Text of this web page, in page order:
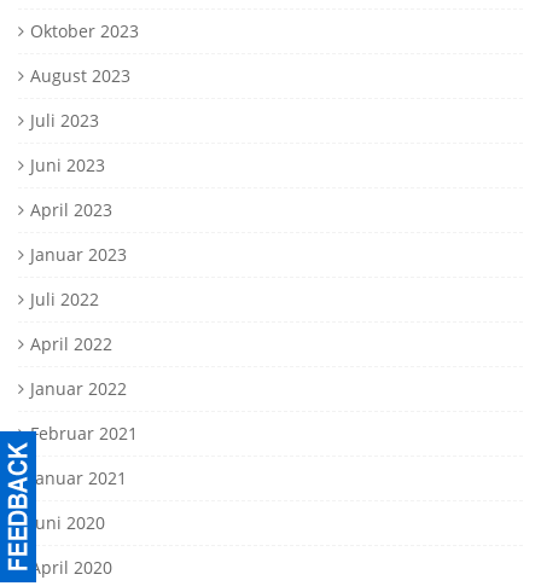
Oktober 2023
August 2023
Juli 2023
Juni 2023
April 2023
Januar 2023
Juli 2022
April 2022
Januar 2022
Februar 2021
Januar 2021
Juni 2020
April 2020